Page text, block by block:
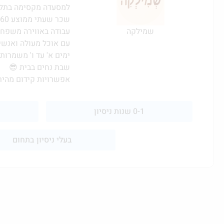
שמילקה
למסעדה מקסימה
שכר שעתי ממוצע 60 ש"ח (יקבע בראיון)
עבודה באווירה
עם אוכל מעולה
ימים א' עד ו' משמרות
שבת נחים בבית 😎
אפשרויות קידום
0-1 שנות ניסיון
בעלי ניסיון בתחום